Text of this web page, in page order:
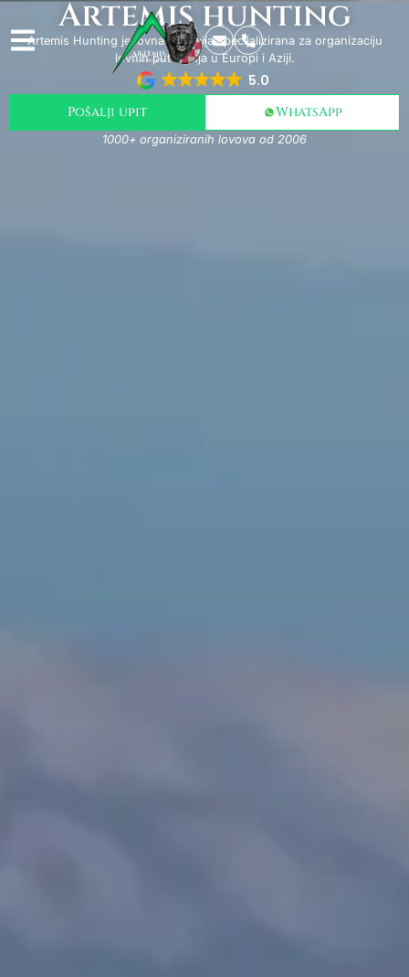
Artemis hunting
Artemis Hunting je lovna agencija specijalizirana za organizaciju
lovnih putovanja u Europi i Aziji.
5.0
Pošalji upit WhatsApp
1000+ organiziranih lovova od 2006